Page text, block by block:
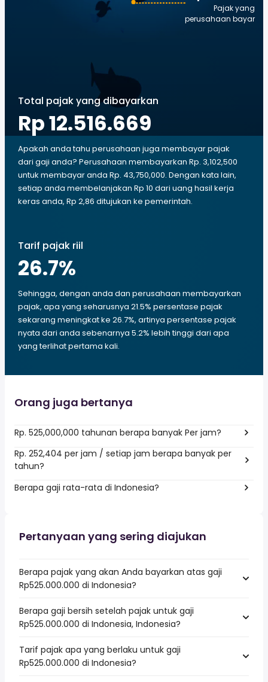
Pajak yang
perusahaan bayar
Total pajak yang dibayarkan
Rp 12.516.669
Apakah anda tahu perusahaan juga membayar pajak
dari gaji anda? Perusahaan membayarkan Rp. 3,102,500
untuk membayar anda Rp. 43,750,000. Dengan kata lain,
setiap anda membelanjakan Rp 10 dari uang hasil kerja
keras anda, Rp 2,86 ditujukan ke pemerintah.
Tarif pajak riil
26.7%
Sehingga, dengan anda dan perusahaan membayarkan
pajak, apa yang seharusnya 21.5% persentase pajak
sekarang meningkat ke 26.7%, artinya persentase pajak
nyata dari anda sebenarnya 5.2% lebih tinggi dari apa
yang terlihat pertama kali.
Orang juga bertanya
Rp. 525,000,000 tahunan berapa banyak Per jam?
Rp. 252,404 per jam / setiap jam berapa banyak per
tahun?
Berapa gaji rata-rata di Indonesia?
Pertanyaan yang sering diajukan
Berapa pajak yang akan Anda bayarkan atas gaji
Rp525.000.000 di Indonesia?
Berapa gaji bersih setelah pajak untuk gaji
Rp525.000.000 di Indonesia, Indonesia?
Tarif pajak apa yang berlaku untuk gaji
Rp525.000.000 di Indonesia?